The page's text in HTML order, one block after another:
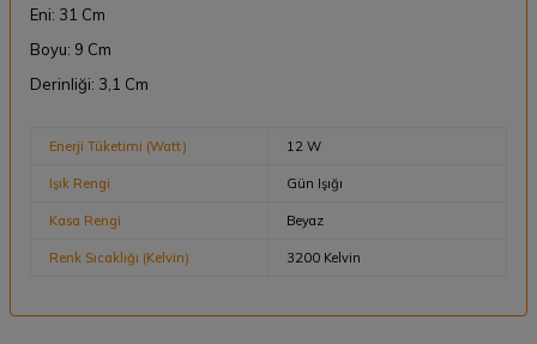
Eni: 31 Cm
Boyu: 9 Cm
Derinliği: 3,1 Cm
Enerji Tüketimi (Watt) 12 W
Işık Rengi Gün Işığı
Kasa Rengi Beyaz
Renk Sıcaklığı (Kelvin) 3200 Kelvin